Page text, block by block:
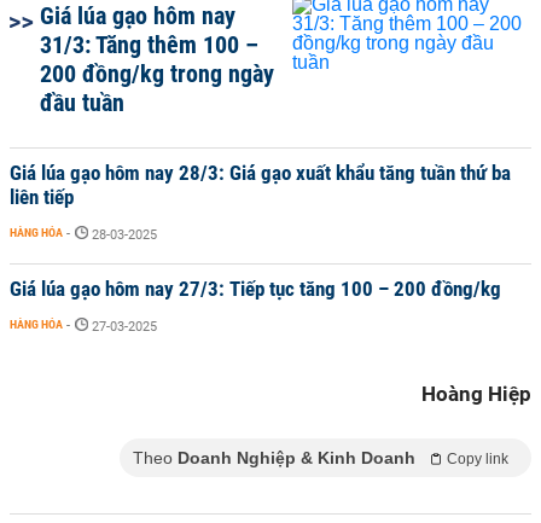
Giá lúa gạo hôm nay
31/3: Tăng thêm 100 –
200 đồng/kg trong ngày
đầu tuần
Giá lúa gạo hôm nay 28/3: Giá gạo xuất khẩu tăng tuần thứ ba
liên tiếp
HÀNG HÓA - 28-03-2025
Giá lúa gạo hôm nay 27/3: Tiếp tục tăng 100 – 200 đồng/kg
HÀNG HÓA - 27-03-2025
Hoàng Hiệp
Theo Doanh Nghiệp & Kinh Doanh Copy link